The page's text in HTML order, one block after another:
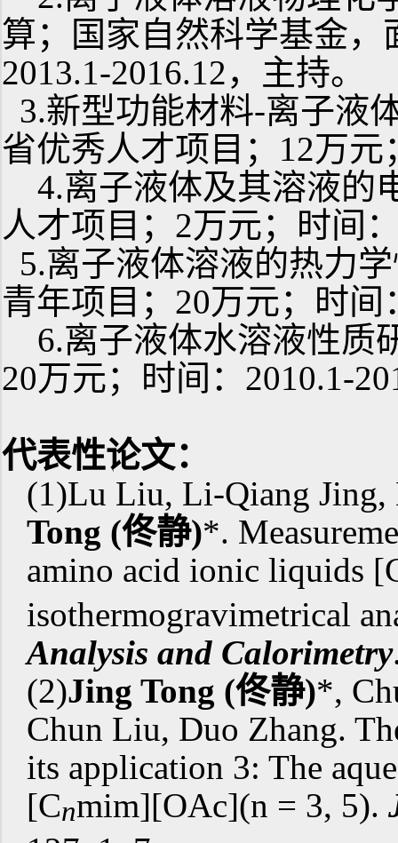
算；国家自然科学基金，
2013.1-2016.12，主持。
3.新型功能材料-离子液
省优秀人才项目； 12万元
4.离子液体及其溶液的
人才项目； 2万元；时间
5.离子液体溶液的热力
青年项目； 20万元；时间
6.离子液体水溶液性质
20万元；时间： 2010.1-
代表性论文：
(1)Lu Liu, Li-Qiang
Tong (佟静)*.
amino acid ionic liquids
isothermogravimetrical
Analysis and Calorimetry
(2)Jing Tong (佟静)*,
Chun Liu, Duo Zhang.
its application 3: The
[Cnmim][OAc](n = 3, 5).